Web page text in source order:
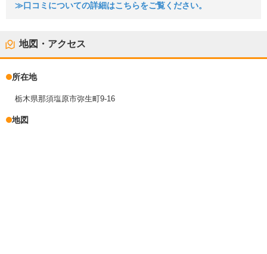
≫口コミについての詳細はこちらをご覧ください。
地図・アクセス
所在地
栃木県那須塩原市弥生町9-16
地図